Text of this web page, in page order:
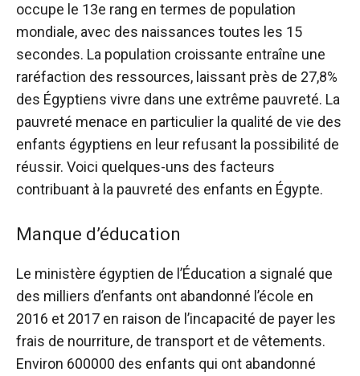
occupe le 13e rang en termes de population
mondiale, avec des naissances toutes les 15
secondes. La population croissante entraîne une
raréfaction des ressources, laissant près de 27,8%
des Égyptiens vivre dans une extrême pauvreté. La
pauvreté menace en particulier la qualité de vie des
enfants égyptiens en leur refusant la possibilité de
réussir. Voici quelques-uns des facteurs
contribuant à la pauvreté des enfants en Égypte.
Manque d’éducation
Le ministère égyptien de l’Éducation a signalé que
des milliers d’enfants ont abandonné l’école en
2016 et 2017 en raison de l’incapacité de payer les
frais de nourriture, de transport et de vêtements.
Environ 600000 des enfants qui ont abandonné